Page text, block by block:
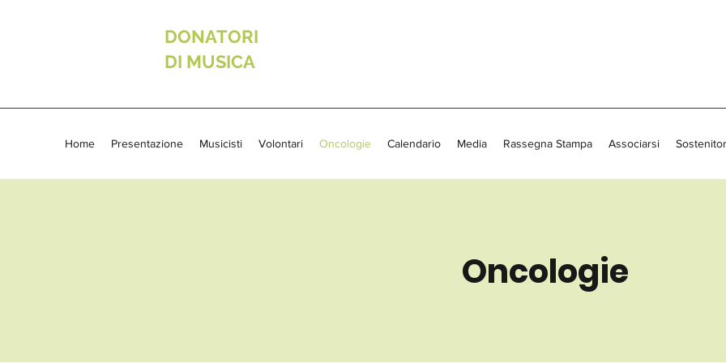
DONATORI
DI MUSICA
Home Presentazione Musicisti Volontari Oncologie Calendario Media Rassegna Stampa Associarsi
Oncologie